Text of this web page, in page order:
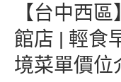
【台中西
館店 | 輕食
境菜單價位